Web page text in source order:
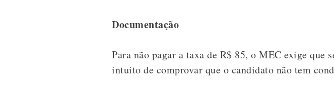
Documentação
Para não pagar a taxa de R$ 85, o MEC exige que
intuito de comprovar que o candidato não tem